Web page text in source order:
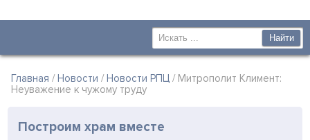
Главная /Новости /Новости РПЦ / Митрополит Климент:
Неуважение к чужому труду
Построим храм вместе